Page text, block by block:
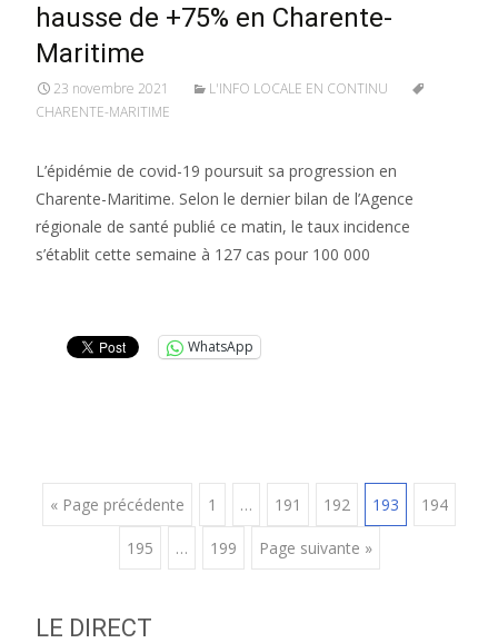
hausse de +75% en Charente-
Maritime
23 novembre 2021
L'INFO LOCALE EN CONTINU
CHARENTE-MARITIME
L’épidémie de covid-19 poursuit sa progression en
Charente-Maritime. Selon le dernier bilan de l’Agence
régionale de santé publié ce matin, le taux incidence
s’établit cette semaine à 127 cas pour 100 000
WhatsApp
Posts
navigation
« Page précédente 1 … 191 192 193 194
195 … 199 Page suivante »
LE DIRECT